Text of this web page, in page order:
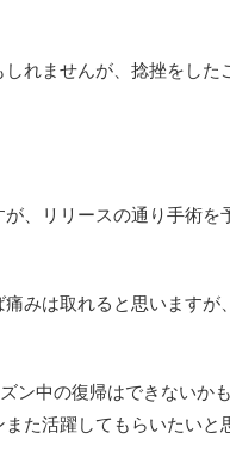
れませんが、捻挫をし
、リリースの通り手術を
みは取れると思いますが
ン中の復帰はできないか
た活躍してもらいたいと